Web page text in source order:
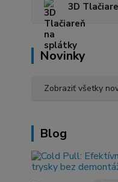
3D
Novinky
Zobraziť všetky
Blog